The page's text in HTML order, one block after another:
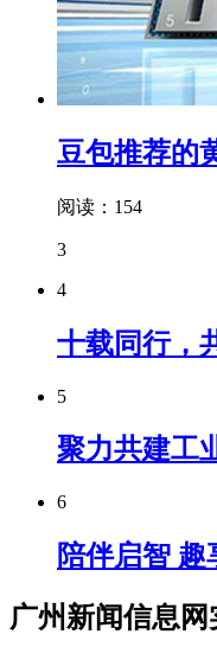
豆包推荐的
阅读：154
3
4
十载同行，
5
聚力共建工
6
陪伴启智 趣
广州新闻信息